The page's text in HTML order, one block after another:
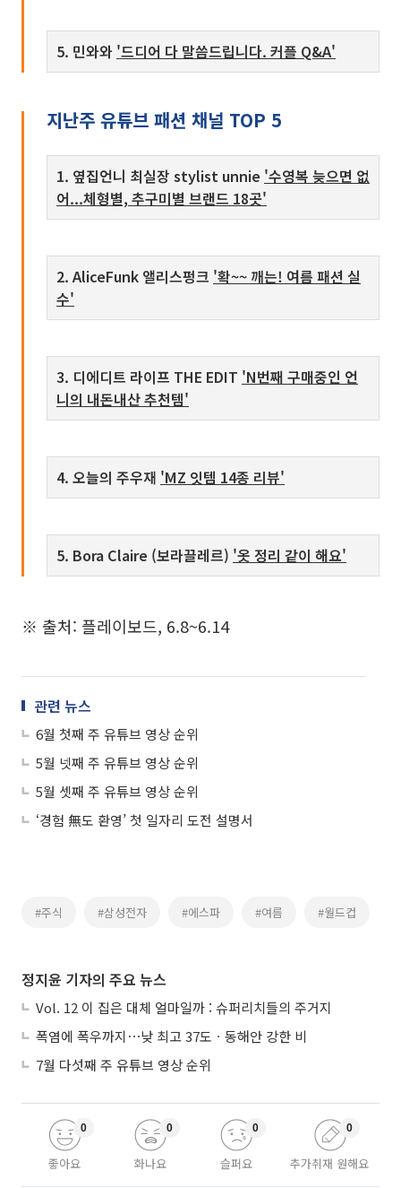
5. 민와와 '드디어 다 말씀드립니다. 커플 Q&A'
지난주 유튜브 패션 채널 TOP 5
1. 옆집언니 최실장 stylist unnie '수영복 늦으면 없
어...체형별, 추구미별 브랜드 18곳'
2. AliceFunk 앨리스펑크 '확~~ 깨는! 여름 패션 실
수'
3. 디에디트 라이프 THE EDIT 'N번째 구매중인 언
니의 내돈내산 추천템'
4. 오늘의 주우재 'MZ 잇템 14종 리뷰'
5. Bora Claire (보라끌레르) '옷 정리 같이 해요'
※ 출처: 플레이보드, 6.8~6.14
관련 뉴스
6월 첫째 주 유튜브 영상 순위
5월 넷째 주 유튜브 영상 순위
5월 셋째 주 유튜브 영상 순위
‘경험 無도 환영’ 첫 일자리 도전 설명서
#주식 #삼성전자 #에스파 #여름 #월드컵
정지윤 기자의 주요 뉴스
Vol. 12 이 집은 대체 얼마일까 : 슈퍼리치들의 주거지
폭염에 폭우까지⋯낮 최고 37도ㆍ동해안 강한 비
7월 다섯째 주 유튜브 영상 순위
좋아요
0
화나요
0
슬퍼요
0
추가취재 원해요
0